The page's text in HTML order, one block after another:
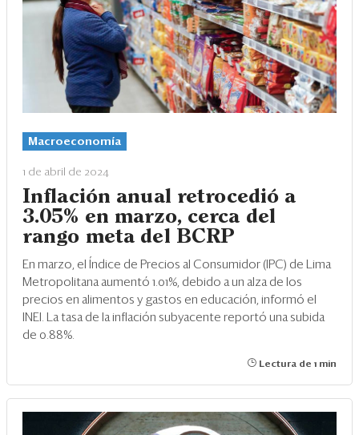
Macroeconomía
1 de abril de 2024
Inflación anual retrocedió a
3.05% en marzo, cerca del
rango meta del BCRP
En marzo, el Índice de Precios al Consumidor (IPC) de Lima
Metropolitana aumentó 1.01%, debido a un alza de los
precios en alimentos y gastos en educación, informó el
INEI. La tasa de la inflación subyacente reportó una subida
de 0.88%.
Lectura de 1 min